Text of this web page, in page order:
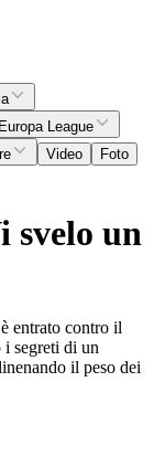
Europa League
Video
Foto
svelo un
entrato contro il
i segreti di un
il peso dei